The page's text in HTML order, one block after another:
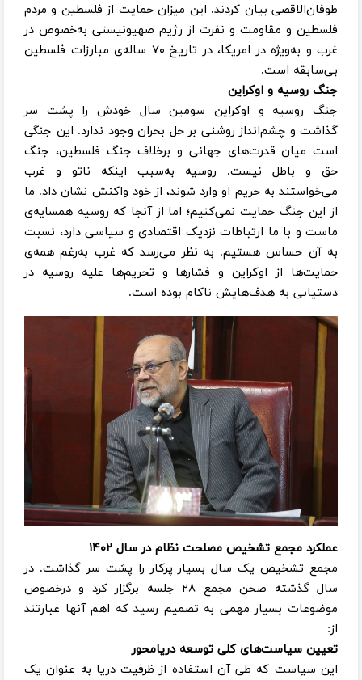
طوفان‌الاقصی بیان کردند. این میزان حمایت از فلسطین و مردم
فلسطین و مقاومت و نفرت از رژیم صهیونیستی به‌خصوص در
غرب و به‌ویژه در امریکا، در تاریخ ۷۰ ساله‌ی مبارزات فلسطین
بی‌سابقه است.
جنگ روسیه و اوکراین
جنگ روسیه و اوکراین سومین سال خودش را پشت سر
گذاشت و چشم‌انداز روشنی بر حل بحران وجود ندارد. این جنگی
است میان قدرت‌های جهانی و برخلاف جنگ فلسطین، جنگ
حق و باطل نیست. روسیه به‌سبب اینکه ناتو و غرب
می‌خواستند به حریم او وارد شوند، از خود واکنش نشان داد. ما
از این جنگ حمایت نمی‌کنیم؛ اما از آنجا که روسیه همسایه‌ی
ماست و با ما ارتباطات نزدیک اقتصادی و سیاسی دارد، نسبت
به آن حساس هستیم. به نظر می‌رسد که غرب به‌رغم همه‌ی
حمایت‌ها از اوکراین و فشارها و تحریم‌ها علیه روسیه در
دستیابی به هدف‌هایش ناکام بوده است.
عملکرد مجمع تشخیص مصلحت نظام در سال ۱۴۰۲
مجمع تشخیص یک سال بسیار پرکار را پشت سر گذاشت. در
سال گذشته صحن مجمع ۲۸ جلسه برگزار کرد و درخصوص
موضوعات بسیار مهمی به تصمیم رسید که اهم آنها عبارتند
از:
تعیین سیاست‌های کلی توسعه دریامحور
این سیاست که طی آن استفاده از ظرفیت دریا به عنوان یک